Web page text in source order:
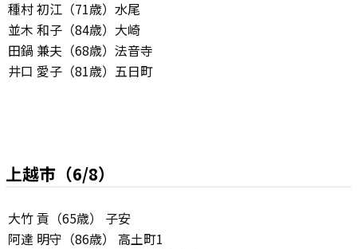
種村 初江（71歳）水尾
並木 和子（84歳）大崎
田鍋 兼夫（68歳）法音寺
井口 愛子（81歳）五日町
上越市（6/8）
大竹 貢（65歳） 子安
阿達 明守（86歳） 高土町1